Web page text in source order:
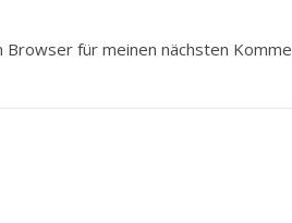
für meinen nächsten